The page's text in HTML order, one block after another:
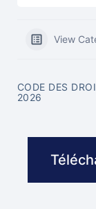
View
CODE DES
2026